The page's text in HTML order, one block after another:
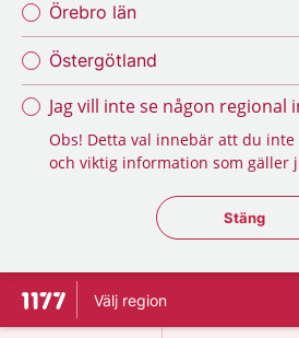
Örebro län
Östergötland
Jag vill inte se någon regional
Obs! Detta val innebär att du
och viktig information som gäller
Stäng
Stäng
Till startsidan för 1177
Välj region
på 1177.se
på